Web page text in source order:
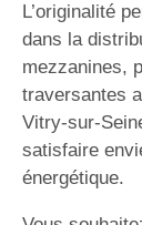
L’originalité
dans la
mezzanines,
traversantes
Vitry-sur-
satisfaire
énergétique.